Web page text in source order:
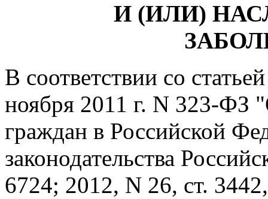
И (ИЛИ)
В соответствии со
ноября 2011 г. N 323-ФЗ
граждан в Российской
законодательства
6724; 2012, N 26, ст.